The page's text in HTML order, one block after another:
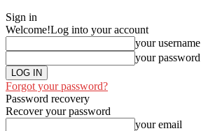
Sign in
Welcome!Log into your account
your username
your password
Forgot your password?
Password recovery
Recover your password
your email